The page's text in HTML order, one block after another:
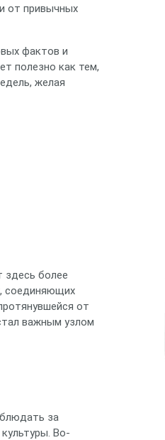
от привычных
фактов и
полезно как тем,
желая
здесь более
соединяющих
от
важным узлом
за
Во-